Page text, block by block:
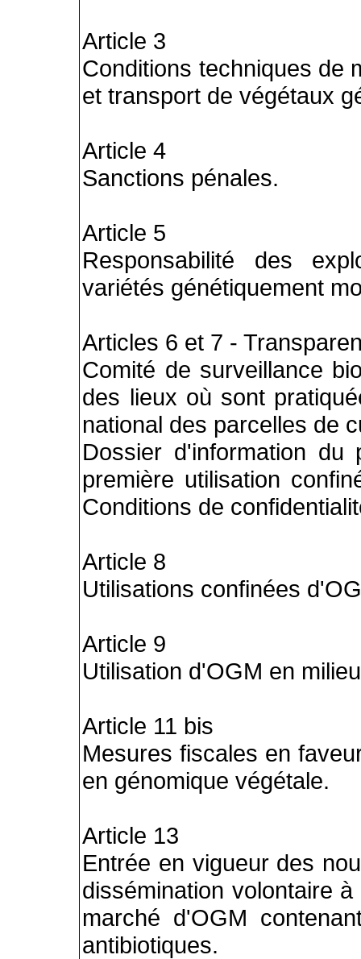
Article 3
Conditions techniques de
et transport de végétaux
Article 4
Sanctions pénales.
Article 5
Responsabilité des
variétés génétiquement
Articles 6 et 7 -
Comité de surveillance
des lieux où sont
national des parcelles de
Dossier d'information
première utilisation
Conditions de
Article 8
Utilisations confinées
Article 9
Utilisation d'OGM en
Article 11 bis
Mesures fiscales en
en génomique végétale.
Article 13
Entrée en vigueur des
dissémination volontaire
marché d'OGM
antibiotiques.